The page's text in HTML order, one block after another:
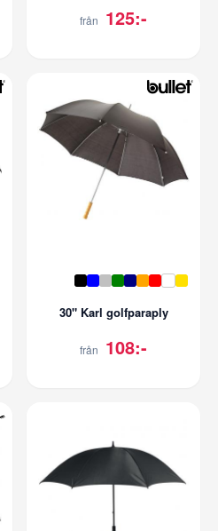
från 125:-
30" Karl golfparaply
från 108:-